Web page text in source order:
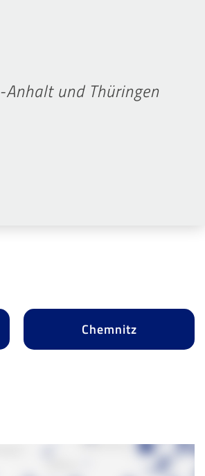
und Thüringen
Chemnitz